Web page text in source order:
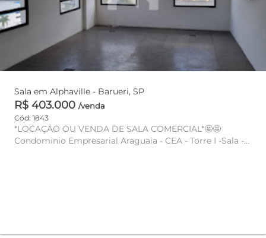
Sala em Alphaville - Barueri, SP
R$ 403.000 /venda
Cód: 1843
*LOCAÇÃO OU VENDA DE SALA COMERCIAL*🤩🤩
Condominio Empresarial Araguaia - CEA - Torre I -Sala -